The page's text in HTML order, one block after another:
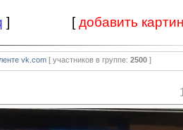
] [добавить
vk.com [ участников в группе: 2500]